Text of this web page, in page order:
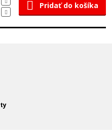
Pridať do košíka